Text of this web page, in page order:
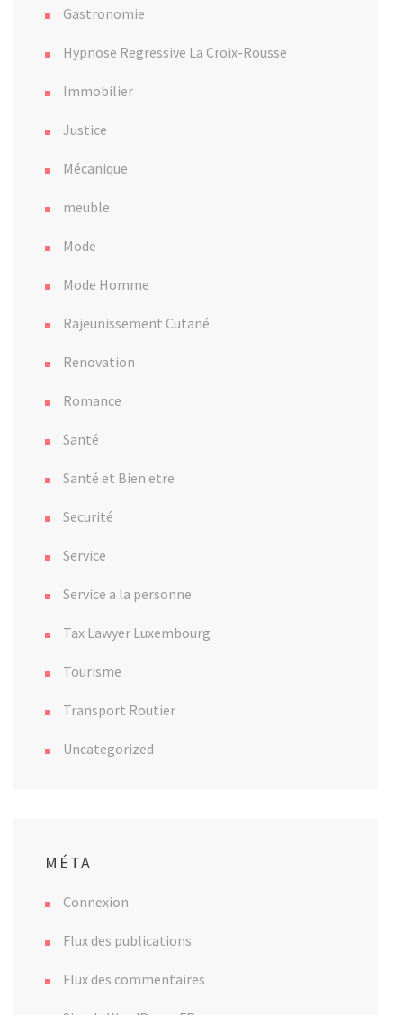
Gastronomie
Hypnose Regressive La Croix-Rousse
Immobilier
Justice
Mécanique
meuble
Mode
Mode Homme
Rajeunissement Cutané
Renovation
Romance
Santé
Santé et Bien etre
Securité
Service
Service a la personne
Tax Lawyer Luxembourg
Tourisme
Transport Routier
Uncategorized
MÉTA
Connexion
Flux des publications
Flux des commentaires